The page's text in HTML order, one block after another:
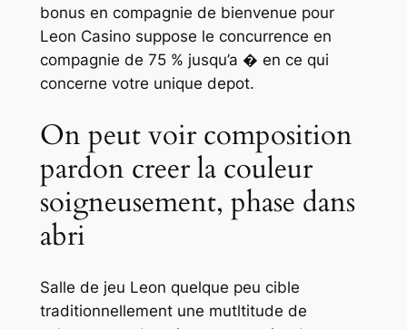
bonus en compagnie de bienvenue pour
Leon Casino suppose le concurrence en
compagnie de 75 % jusqu’a � en ce qui
concerne votre unique depot.
On peut voir composition
pardon creer la couleur
soigneusement, phase dans
abri
Salle de jeu Leon quelque peu cible
traditionnellement une mutltitude de